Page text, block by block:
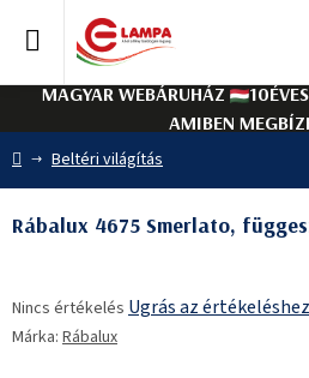
tartalomhoz
MAGYAR WEBÁRUHÁZ
AMIBEN
Kezdőlap
Beltéri világítás
Rábalux 4675 Smerlato,
termék
átlagos
Nincs értékelés Ugrás az értékeléshez
Márka: Rábalux